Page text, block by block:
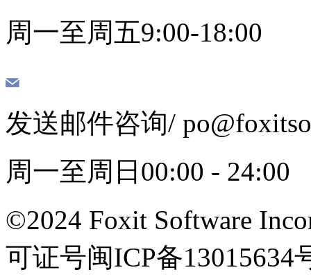
周一至周五9:00-18:00
发送邮件咨询/
周一至周日00:00 - 24:00
©2024 Foxit Software
可证号闽ICP备